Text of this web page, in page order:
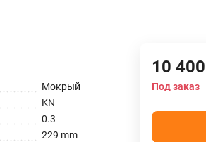
Мокрый
KN
0.3
229 mm
10 400
Под заказ